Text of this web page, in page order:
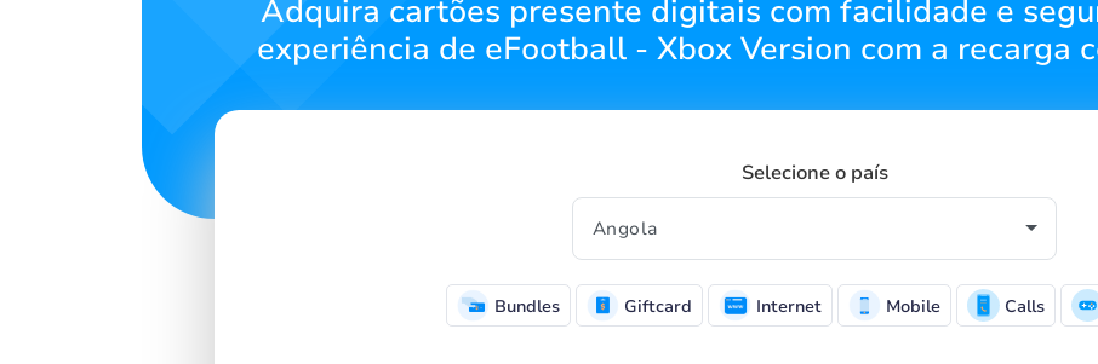
Adquira cartões presente digitais com facilidade e
experiência de eFootball - Xbox Version com a recarga
Selecione o país
Bundles Giftcard Internet Mobile Calls